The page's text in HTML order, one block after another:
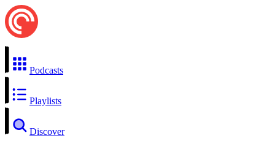
Podcasts
Playlists
Discover